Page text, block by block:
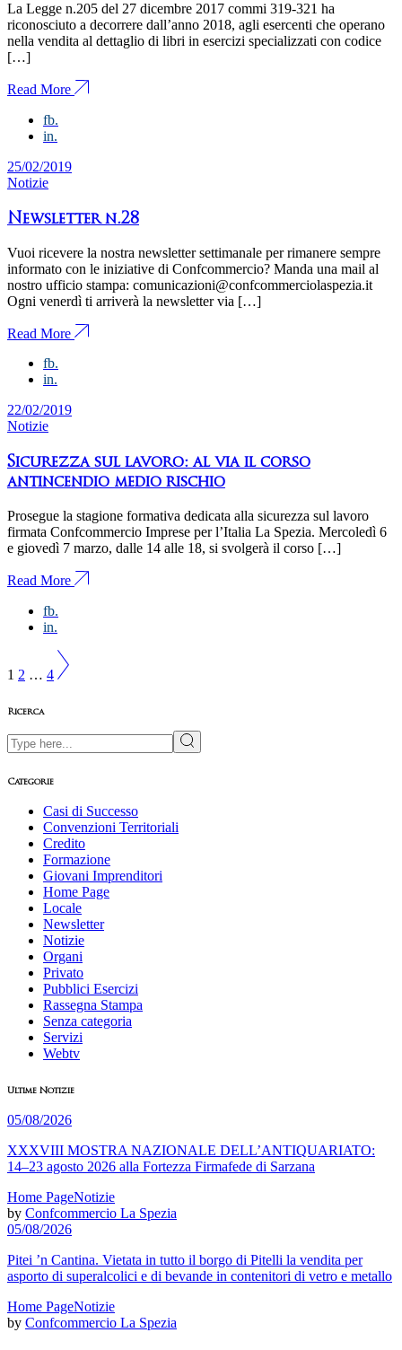
La Legge n.205 del 27 dicembre 2017 commi 319-321 ha
riconosciuto a decorrere dall’anno 2018, agli esercenti che operano
nella vendita al dettaglio di libri in esercizi specializzati con codice
[…]
Read More
fb.
in.
25/02/2019
Notizie
Newsletter n.28
Vuoi ricevere la nostra newsletter settimanale per rimanere sempre
informato con le iniziative di Confcommercio? Manda una mail al
nostro ufficio stampa: comunicazioni@confcommerciolaspezia.it
Ogni venerdì ti arriverà la newsletter via […]
Read More
fb.
in.
22/02/2019
Notizie
Sicurezza sul lavoro: al via il corso
antincendio medio rischio
Prosegue la stagione formativa dedicata alla sicurezza sul lavoro
firmata Confcommercio Imprese per l’Italia La Spezia. Mercoledì 6
e giovedì 7 marzo, dalle 14 alle 18, si svolgerà il corso […]
Read More
fb.
in.
Paginazione
degli
articoli
1 2 … 4
Ricerca
Search
Categorie
Casi di Successo
Convenzioni Territoriali
Credito
Formazione
Giovani Imprenditori
Home Page
Locale
Newsletter
Notizie
Organi
Privato
Pubblici Esercizi
Rassegna Stampa
Senza categoria
Servizi
Webtv
Ultime Notizie
05/08/2026
XXXVIII MOSTRA NAZIONALE DELL’ANTIQUARIATO:
14–23 agosto 2026 alla Fortezza Firmafede di Sarzana
Home PageNotizie
by Confcommercio La Spezia
05/08/2026
Pitei ’n Cantina. Vietata in tutto il borgo di Pitelli la vendita per
asporto di superalcolici e di bevande in contenitori di vetro e metallo
Home PageNotizie
by Confcommercio La Spezia